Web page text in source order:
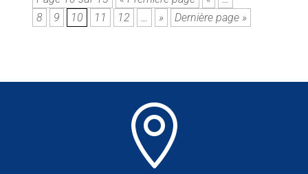
8
9 10 11 12 … » Dernière page »
